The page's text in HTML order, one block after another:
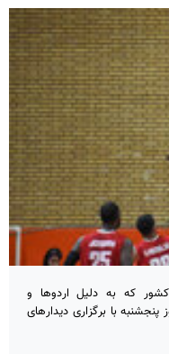
که به دلیل اردوها و
با برگزاری دیدارهای